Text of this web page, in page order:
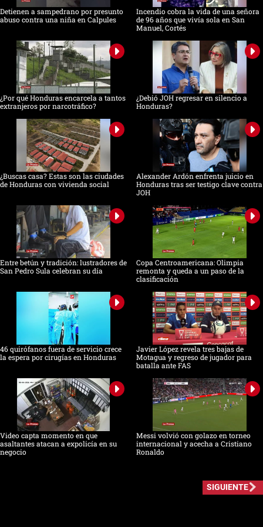
Detienen a sampedrano por presunto
abuso contra una niña en Calpules
Incendio cobra la vida de una señora
de 96 años que vivía sola en San
Manuel, Cortés
¿Por qué Honduras encarcela a tantos
extranjeros por narcotráfico?
¿Debió JOH regresar en silencio a
Honduras?
¿Buscas casa? Estas son las ciudades
de Honduras con vivienda social
Alexander Ardón enfrenta juicio en
Honduras tras ser testigo clave contra
JOH
Entre betún y tradición: lustradores de
San Pedro Sula celebran su día
Copa Centroamericana: Olimpia
remonta y queda a un paso de la
clasificación
46 quirófanos fuera de servicio crece
la espera por cirugías en Honduras
Javier López revela tres bajas de
Motagua y regreso de jugador para
batalla ante FAS
Video capta momento en que
asaltantes atacan a expolicía en su
negocio
Messi volvió con golazo en torneo
internacional y acecha a Cristiano
Ronaldo
SIGUIENTE